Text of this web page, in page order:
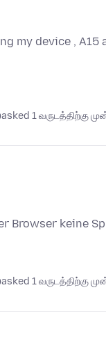
my device ,
asked 1 வருடத்திற்கு
Browser keine
asked 1 வருடத்திற்கு